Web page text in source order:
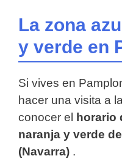
La zona
y verde en
Si vives en
hacer una visita a
conocer el horario
naranja y verde
(Navarra) .